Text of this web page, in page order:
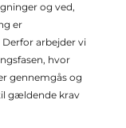
og ved,
er
arbejder vi
hvor
gennemgås og
gældende krav